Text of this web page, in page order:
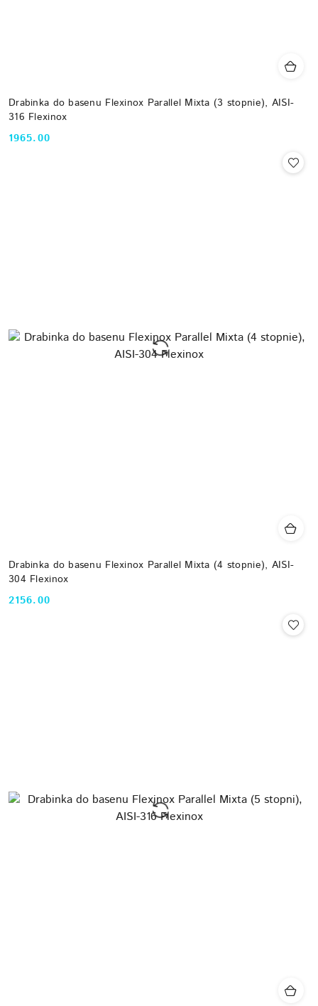
Drabinka do basenu Flexinox Parallel Mixta (3 stopnie), AISI-
316 Flexinox
Cena:
1965.00
Drabinka do basenu Flexinox Parallel Mixta (4 stopnie), AISI-
304 Flexinox
Cena:
2156.00